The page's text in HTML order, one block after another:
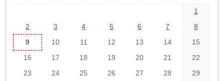
1
2
3 4 5 6 7
8
9
10 11 12 13 14
15
16
17 18 19 20 21
22
23
24 25 26 27 28
29